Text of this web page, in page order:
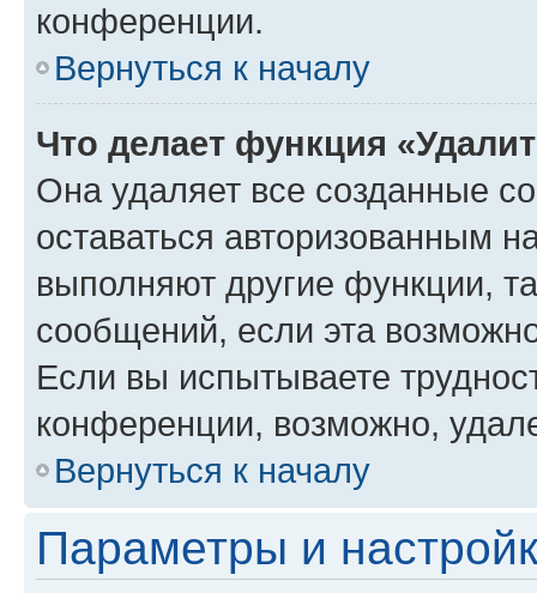
конференции.
Вернуться к началу
Что делает функция
Она удаляет все созданные
оставаться авторизованным
выполняют другие функции,
сообщений, если эта
Если вы испытываете
конференции, возможно,
Вернуться к началу
Параметры и